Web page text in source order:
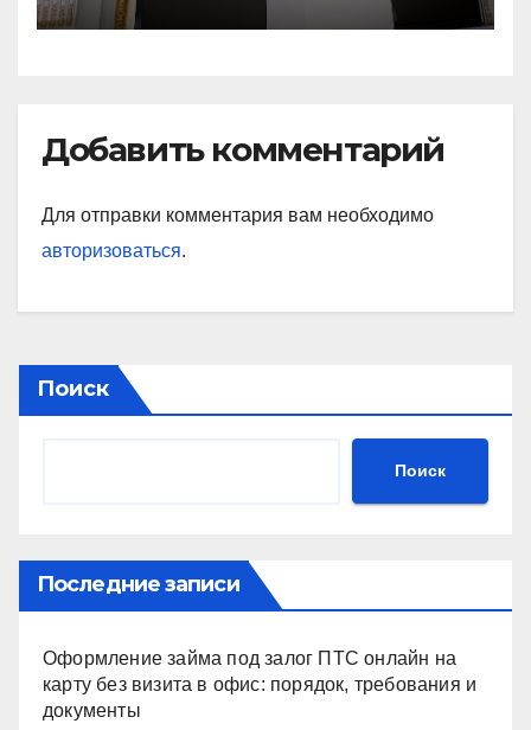
Добавить комментарий
Для отправки комментария вам необходимо
авторизоваться.
Поиск
Поиск
Последние записи
Оформление займа под залог ПТС онлайн на
карту без визита в офис: порядок, требования и
документы